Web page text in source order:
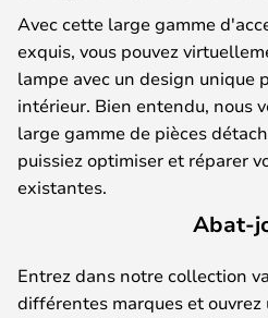
Avec cette large gamme
exquis, vous pouvez
lampe avec un design unique
intérieur. Bien entendu, nous
large gamme de pièces
puissiez optimiser et réparer
existantes.
Abat-
Entrez dans notre collection
différentes marques et